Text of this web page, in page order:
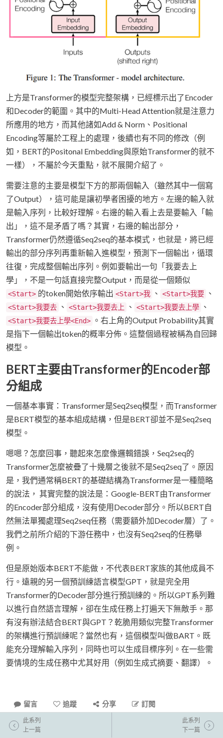
上方是Transformer的模型完整架構，已經標示出了Encoder
和Decoder的範圍。其中的Multi-Head Attention就是注意力
所應用的地方，而其他諸如Add & Norm、Positional
Encoding等屬於工程上的處理，後續也有不同的修改（例
如，BERT的Positonal Embedding與原始Transformer的就不
一樣），不屬於今天重點，就不展開介紹了。
需要注意的主要是模型下方的那兩個輸入（雖然其中一個寫
了Output），這可能是讓初學者困擾的地方。左邊的輸入就
是輸入序列，比較好理解。右邊的輸入看上去是要輸入「輸
出」，這不是矛盾了嗎？其實，右邊的輸出部分，
Transformer仍然遵循Seq2seq的基本模式，也就是，將已經
輸出的部分序列再重新輸入進模型，預測下一個輸出，循環
往復，完成整個輸出序列。例如要輸出一句「我要去上
學」，不是一句話直接完整Output，而是從一個類似
<Start> 的token開始依序輸出 <Start>我 、 <Start>我要 、
<Start>我要去 、 <Start>我要去上 、 <Start>我要去上學 、
<Start>我要去上學<End> 。右上角的Output Probability其實
是指下一個輸出token的概率分佈。這整個過程被稱為自回歸
模型。
BERT主要由Transformer的Encoder部
分組成
一個基本事實：Transformer是Seq2seq模型，而Transformer
是BERT模型的基本組成結構，但是BERT卻並不是Seq2seq
模型。
嗯嗯？怎麼回事，聽起來怎麼像邏輯錯誤，Seq2seq的
Transformer怎麼被疊了十幾層之後就不是Seq2seq了。原因
是，我們通常稱BERT的基礎結構為Transformer是一種簡略
的說法， 其實完整的說法是：Google-BERT由Transformer
的Encoder部分組成，沒有使用Decoder部分。所以BERT自
然無法單獨處理Seq2seq任務（需要額外加Decoder層）了。
我們之前所介紹的下游任務中，也沒有Seq2seq的任務舉
例。
但是原始版本BERT不能做，不代表BERT家族的其他成員不
行。遠親的另一個預訓練語言模型GPT，就是完全用
Transformer的Decoder部分進行預訓練的。所以GPT系列難
以進行自然語言理解，卻在生成任務上打遍天下無敵手。那
有沒有辦法結合BERT與GPT？乾脆用類似完整Transformer
的架構進行預訓練呢？當然也有，這個模型叫做BART。既
能充分理解輸入序列，同時也可以生成目標序列。在一些需
要情境的生成任務中尤其好用（例如生成式摘要、翻譯）。
留言 追蹤 分享 訂閱
此系列
上一篇
此系列
下一篇